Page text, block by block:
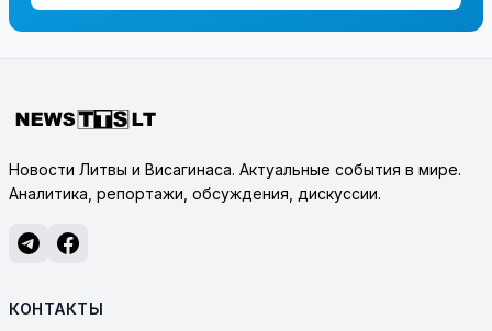
Новости Литвы и Висагинаса. Актуальные события в мире.
Аналитика, репортажи, обсуждения, дискуссии.
КОНТАКТЫ